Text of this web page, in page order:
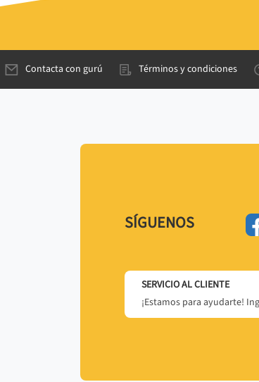
Contacta con gurú Términos y condiciones
SÍGUENOS
SERVICIO AL CLIENTE
¡Estamos para ayudarte!